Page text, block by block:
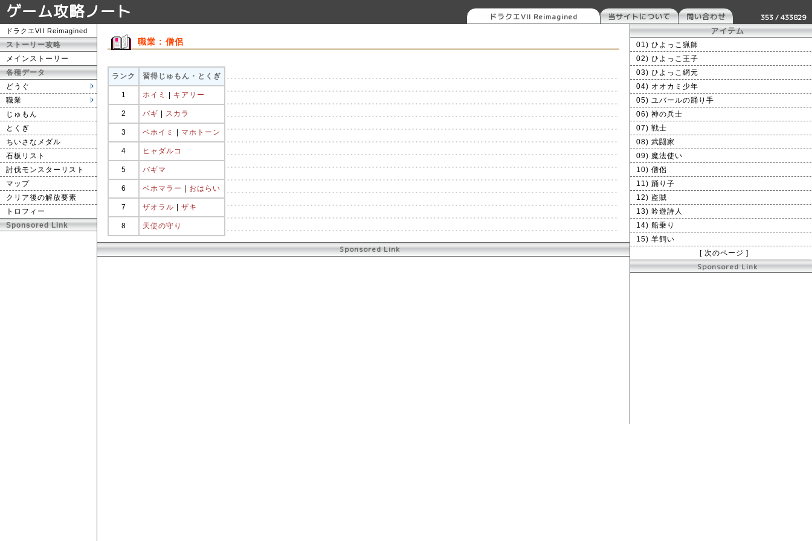
ゲーム攻略ノート 353 / 433829
ドラクエVII Reimagined 当サイトについて 問い合わせ
ドラクエVII Reimagined
ストーリー攻略
メインストーリー
各種データ
どうぐ
職業
じゅもん
とくぎ
ちいさなメダル
石板リスト
討伐モンスターリスト
マップ
クリア後の解放要素
トロフィー
Sponsored Link
職業 : 僧侶
ランク 習得じゅもん・とくぎ
1 ホイミ キアリー
2 バギ スカラ
3 ベホイミ マホトーン
4 ヒャダルコ
5 バギマ
6 ベホマラー おはらい
7 ザオラル ザキ
8 天使の守り
Sponsored Link
アイテム
01) ひよっこ猟師
02) ひよっこ王子
03) ひよっこ網元
04) オオカミ少年
05) ユバールの踊り手
06) 神の兵士
07) 戦士
08) 武闘家
09) 魔法使い
10) 僧侶
11) 踊り子
12) 盗賊
13) 吟遊詩人
14) 船乗り
15) 羊飼い
[ 次のページ ]
Sponsored Link